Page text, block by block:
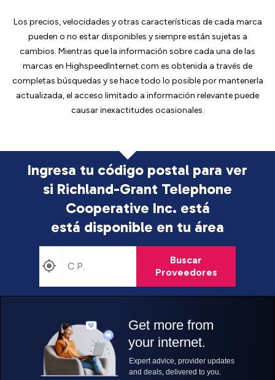
Los precios, velocidades y otras características de cada marca
pueden o no estar disponibles y siempre están sujetas a
cambios. Mientras que la información sobre cada una de las
marcas en HighspeedInternet.com es obtenida a través de
completas búsquedas y se hace todo lo posible por mantenerla
actualizada, el acceso limitado a información relevante puede
causar inexactitudes ocasionales.
Ingresa tu código postal para ver
si Richland-Grant Telephone
Cooperative Inc. está
está disponible en tu área
Buscar
Proveedores